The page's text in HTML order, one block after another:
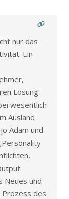
nur das
Ein
Lösung
wesentlich
Ausland
Adam und
Neues und
des